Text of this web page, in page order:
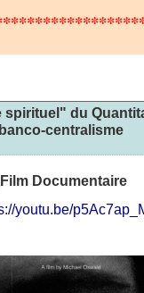
spirituel" du
centralisme
Documentaire
youtu.be/